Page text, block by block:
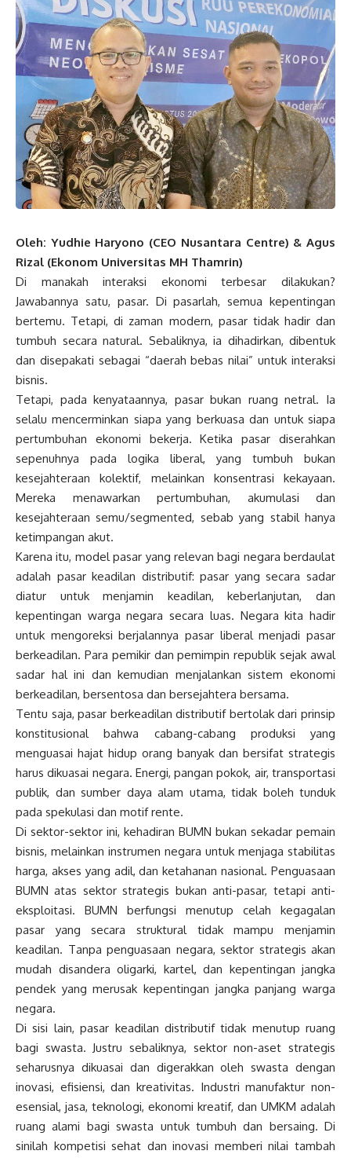
Oleh: Yudhie Haryono (CEO Nusantara Centre) & Agus
Rizal (Ekonom Universitas MH Thamrin)
Di manakah interaksi ekonomi terbesar dilakukan?
Jawabannya satu, pasar. Di pasarlah, semua kepentingan
bertemu. Tetapi, di zaman modern, pasar tidak hadir dan
tumbuh secara natural. Sebaliknya, ia dihadirkan, dibentuk
dan disepakati sebagai “daerah bebas nilai” untuk interaksi
bisnis.
Tetapi, pada kenyataannya, pasar bukan ruang netral. Ia
selalu mencerminkan siapa yang berkuasa dan untuk siapa
pertumbuhan ekonomi bekerja. Ketika pasar diserahkan
sepenuhnya pada logika liberal, yang tumbuh bukan
kesejahteraan kolektif, melainkan konsentrasi kekayaan.
Mereka menawarkan pertumbuhan, akumulasi dan
kesejahteraan semu/segmented, sebab yang stabil hanya
ketimpangan akut.
Karena itu, model pasar yang relevan bagi negara berdaulat
adalah pasar keadilan distributif: pasar yang secara sadar
diatur untuk menjamin keadilan, keberlanjutan, dan
kepentingan warga negara secara luas. Negara kita hadir
untuk mengoreksi berjalannya pasar liberal menjadi pasar
berkeadilan. Para pemikir dan pemimpin republik sejak awal
sadar hal ini dan kemudian menjalankan sistem ekonomi
berkeadilan, bersentosa dan bersejahtera bersama.
Tentu saja, pasar berkeadilan distributif bertolak dari prinsip
konstitusional bahwa cabang-cabang produksi yang
menguasai hajat hidup orang banyak dan bersifat strategis
harus dikuasai negara. Energi, pangan pokok, air, transportasi
publik, dan sumber daya alam utama, tidak boleh tunduk
pada spekulasi dan motif rente.
Di sektor-sektor ini, kehadiran BUMN bukan sekadar pemain
bisnis, melainkan instrumen negara untuk menjaga stabilitas
harga, akses yang adil, dan ketahanan nasional. Penguasaan
BUMN atas sektor strategis bukan anti-pasar, tetapi anti-
eksploitasi. BUMN berfungsi menutup celah kegagalan
pasar yang secara struktural tidak mampu menjamin
keadilan. Tanpa penguasaan negara, sektor strategis akan
mudah disandera oligarki, kartel, dan kepentingan jangka
pendek yang merusak kepentingan jangka panjang warga
negara.
Di sisi lain, pasar keadilan distributif tidak menutup ruang
bagi swasta. Justru sebaliknya, sektor non-aset strategis
seharusnya dikuasai dan digerakkan oleh swasta dengan
inovasi, efisiensi, dan kreativitas. Industri manufaktur non-
esensial, jasa, teknologi, ekonomi kreatif, dan UMKM adalah
ruang alami bagi swasta untuk tumbuh dan bersaing. Di
sinilah kompetisi sehat dan inovasi memberi nilai tambah